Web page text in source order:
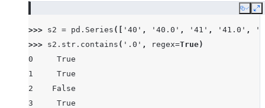
Copy
>>> s2 = pd . Series ([ '40' , '40.0' , '41' , '41.0' ,
>>> s2 . str . contains ( '.0' , regex=True)
0     True
1     True
2    False
3     True